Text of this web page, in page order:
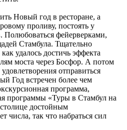
Новый год в ресторане, а
проливу, постоять у
Полюбоваться фейерверками,
Стамбула. Тщательно
удалось достичь эффекта
моста через Босфор. А потом
отправиться
Год встречен более чем
программа,
программы «Туры в Стамбул на
достойным
числа, так что набраться сил